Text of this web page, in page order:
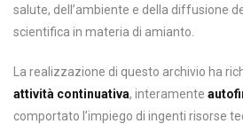
salute, dell’ambiente e della diffusione
scientifica in materia di amianto.
La realizzazione di questo archivio ha
attività continuativa, interamente
comportato l’impiego di ingenti risorse